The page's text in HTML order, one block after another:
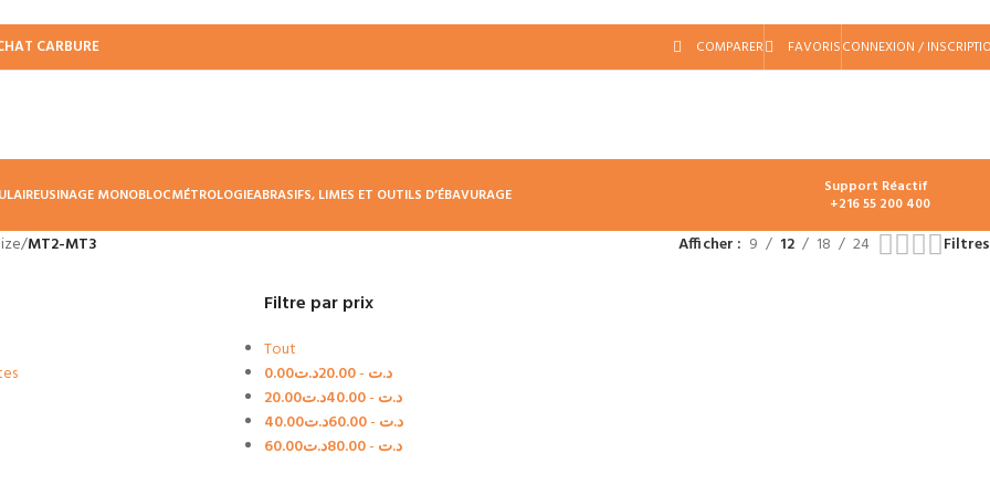
CARBURE COMPARER FAVORISCONNEXION /
USINAGE MONOBLOCMÉTROLOGIEABRASIFS, LIMES ET OUTILS D’ÉBAVURAGE
Support Réactif
+216 55 200 400
/MT2-MT3 Afficher 9 12 18 24 Filtres
Filtre par prix
Tout
0.00
د.ت -
20.00د.ت
20.00
د.ت -
40.00د.ت
40.00
د.ت -
60.00د.ت
60.00
د.ت -
80.00د.ت